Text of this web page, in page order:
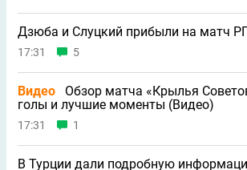
Дзюба и Слуцкий прибыли на матч
17:31 5
Видео
Обзор матча «Крылья
голы и лучшие моменты (Видео)
17:31 1
В Турции дали подробную